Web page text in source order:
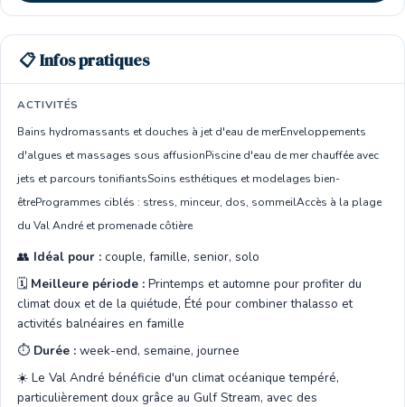
📋 Infos pratiques
ACTIVITÉS
Bains hydromassants et douches à jet d'eau de merEnveloppements
d'algues et massages sous affusionPiscine d'eau de mer chauffée avec
jets et parcours tonifiantsSoins esthétiques et modelages bien-
êtreProgrammes ciblés : stress, minceur, dos, sommeilAccès à la plage
du Val André et promenade côtière
👥 Idéal pour : couple, famille, senior, solo
🗓️ Meilleure période : Printemps et automne pour profiter du
climat doux et de la quiétude, Été pour combiner thalasso et
activités balnéaires en famille
⏱️ Durée : week-end, semaine, journee
☀️ Le Val André bénéficie d'un climat océanique tempéré,
particulièrement doux grâce au Gulf Stream, avec des